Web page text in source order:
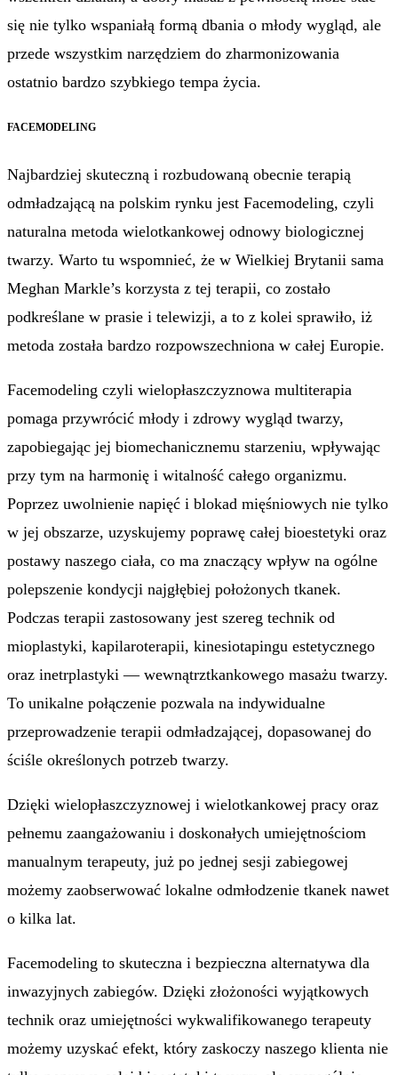
się nie tylko wspaniałą formą dbania o młody wygląd, ale
przede wszystkim narzędziem do zharmonizowania
ostatnio bardzo szybkiego tempa życia.
FACEMODELING
Najbardziej skuteczną i rozbudowaną obecnie terapią
odmładzającą na polskim rynku jest Facemodeling, czyli
naturalna metoda wielotkankowej odnowy biologicznej
twarzy. Warto tu wspomnieć, że w Wielkiej Brytanii sama
Meghan Markle’s korzysta z tej terapii, co zostało
podkreślane w prasie i telewizji, a to z kolei sprawiło, iż
metoda została bardzo rozpowszechniona w całej Europie.
Facemodeling czyli wielopłaszczyznowa multiterapia
pomaga przywrócić młody i zdrowy wygląd twarzy,
zapobiegając jej biomechanicznemu starzeniu, wpływając
przy tym na harmonię i witalność całego organizmu.
Poprzez uwolnienie napięć i blokad mięśniowych nie tylko
w jej obszarze, uzyskujemy poprawę całej bioestetyki oraz
postawy naszego ciała, co ma znaczący wpływ na ogólne
polepszenie kondycji najgłębiej położonych tkanek.
Podczas terapii zastosowany jest szereg technik od
mioplastyki, kapilaroterapii, kinesiotapingu estetycznego
oraz inetrplastyki — wewnątrztkankowego masażu twarzy.
To unikalne połączenie pozwala na indywidualne
przeprowadzenie terapii odmładzającej, dopasowanej do
ściśle określonych potrzeb twarzy.
Dzięki wielopłaszczyznowej i wielotkankowej pracy oraz
pełnemu zaangażowaniu i doskonałych umiejętnościom
manualnym terapeuty, już po jednej sesji zabiegowej
możemy zaobserwować lokalne odmłodzenie tkanek nawet
o kilka lat.
Facemodeling to skuteczna i bezpieczna alternatywa dla
inwazyjnych zabiegów. Dzięki złożoności wyjątkowych
technik oraz umiejętności wykwalifikowanego terapeuty
możemy uzyskać efekt, który zaskoczy naszego klienta nie